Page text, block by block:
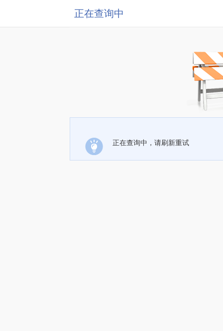
正在查询中
正在查询中，请刷新重试